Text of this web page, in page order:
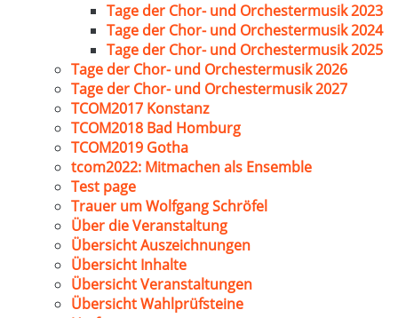
Tage der Chor- und Orchestermusik 2023
Tage der Chor- und Orchestermusik 2024
Tage der Chor- und Orchestermusik 2025
Tage der Chor- und Orchestermusik 2026
Tage der Chor- und Orchestermusik 2027
TCOM2017 Konstanz
TCOM2018 Bad Homburg
TCOM2019 Gotha
tcom2022: Mitmachen als Ensemble
Test page
Trauer um Wolfgang Schröfel
Über die Veranstaltung
Übersicht Auszeichnungen
Übersicht Inhalte
Übersicht Veranstaltungen
Übersicht Wahlprüfsteine